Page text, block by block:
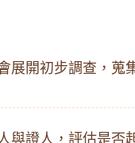
開初步調查，蒐
證人，評估是